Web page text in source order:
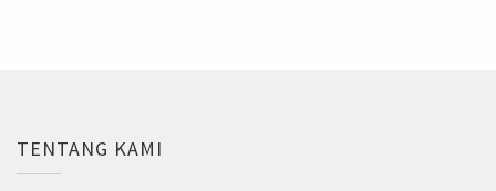
TENTANG KAMI